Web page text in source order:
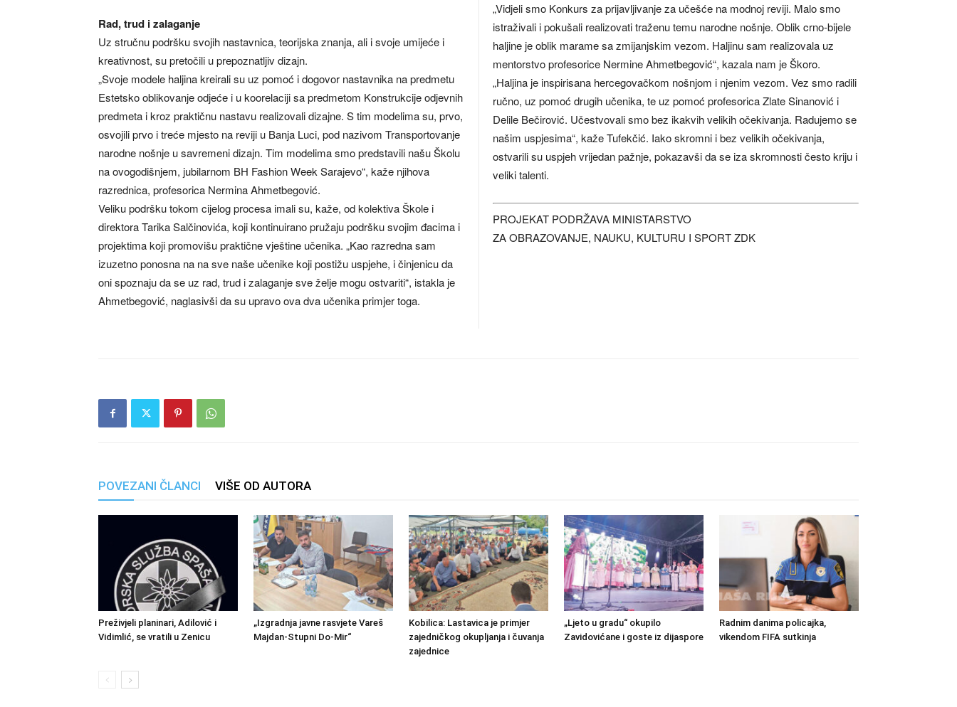
Rad, trud i zalaganje
Uz stručnu podršku svojih nastavnica, teorijska znanja, ali i svoje umijeće i
kreativnost, su pretočili u prepoznatljiv dizajn.
„Svoje modele haljina kreirali su uz pomoć i dogovor nastavnika na predmetu
Estetsko oblikovanje odjeće i u koorelaciji sa predmetom Konstrukcije odjevnih
predmeta i kroz praktičnu nastavu realizovali dizajne. S tim modelima su, prvo,
osvojili prvo i treće mjesto na reviji u Banja Luci, pod nazivom Transportovanje
narodne nošnje u savremeni dizajn. Tim modelima smo predstavili našu Školu
na ovogodišnjem, jubilarnom BH Fashion Week Sarajevo“, kaže njihova
razrednica, profesorica Nermina Ahmetbegović.
Veliku podršku tokom cijelog procesa imali su, kaže, od kolektiva Škole i
direktora Tarika Salčinovića, koji kontinuirano pružaju podršku svojim đacima i
projektima koji promovišu praktične vještine učenika. „Kao razredna sam
izuzetno ponosna na na sve naše učenike koji postižu uspjehe, i činjenicu da
oni spoznaju da se uz rad, trud i zalaganje sve želje mogu ostvariti“, istakla je
Ahmetbegović, naglasivši da su upravo ova dva učenika primjer toga.
„Vidjeli smo Konkurs za prijavljivanje za učešće na modnoj reviji. Malo smo
istraživali i pokušali realizovati traženu temu narodne nošnje. Oblik crno-bijele
haljine je oblik marame sa zmijanjskim vezom. Haljinu sam realizovala uz
mentorstvo profesorice Nermine Ahmetbegović“, kazala nam je Škoro.
„Haljina je inspirisana hercegovačkom nošnjom i njenim vezom. Vez smo radili
ručno, uz pomoć drugih učenika, te uz pomoć profesorica Zlate Sinanović i
Delile Bečirović. Učestvovali smo bez ikakvih velikih očekivanja. Radujemo se
našim uspjesima“, kaže Tufekčić. Iako skromni i bez velikih očekivanja,
ostvarili su uspjeh vrijedan pažnje, pokazavši da se iza skromnosti često kriju i
veliki talenti.
PROJEKAT PODRŽAVA MINISTARSTVO
ZA OBRAZOVANJE, NAUKU, KULTURU I SPORT ZDK
POVEZANI ČLANCI VIŠE OD AUTORA
Preživjeli planinari, Adilović i
Vidimlić, se vratili u Zenicu
„Izgradnja javne rasvjete Vareš
Majdan-Stupni Do-Mir“
Kobilica: Lastavica je primjer
zajedničkog okupljanja i čuvanja
zajednice
„Ljeto u gradu“ okupilo
Zavidovićane i goste iz dijaspore
Radnim danima policajka,
vikendom FIFA sutkinja